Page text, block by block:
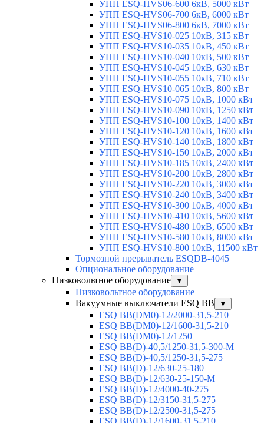
УПП ESQ-HVS06-600 6кВ, 5000 кВт
УПП ESQ-HVS06-700 6кВ, 6000 кВт
УПП ESQ-HVS06-800 6кВ, 7000 кВт
УПП ESQ-HVS10-025 10кВ, 315 кВт
УПП ESQ-HVS10-035 10кВ, 450 кВт
УПП ESQ-HVS10-040 10кВ, 500 кВт
УПП ESQ-HVS10-045 10кВ, 630 кВт
УПП ESQ-HVS10-055 10кВ, 710 кВт
УПП ESQ-HVS10-065 10кВ, 800 кВт
УПП ESQ-HVS10-075 10кВ, 1000 кВт
УПП ESQ-HVS10-090 10кВ, 1250 кВт
УПП ESQ-HVS10-100 10кВ, 1400 кВт
УПП ESQ-HVS10-120 10кВ, 1600 кВт
УПП ESQ-HVS10-140 10кВ, 1800 кВт
УПП ESQ-HVS10-150 10кВ, 2000 кВт
УПП ESQ-HVS10-185 10кВ, 2400 кВт
УПП ESQ-HVS10-200 10кВ, 2800 кВт
УПП ESQ-HVS10-220 10кВ, 3000 кВт
УПП ESQ-HVS10-240 10кВ, 3400 кВт
УПП ESQ-HVS10-300 10кВ, 4000 кВт
УПП ESQ-HVS10-410 10кВ, 5600 кВт
УПП ESQ-HVS10-480 10кВ, 6500 кВт
УПП ESQ-HVS10-580 10кВ, 8000 кВт
УПП ESQ-HVS10-800 10кВ, 11500 кВт
Тормозной прерыватель ESQDB-4045
Опциональное оборудование
Низковольтное оборудование
▼
Низковольтное оборудование
Вакуумные выключатели ESQ BB
▼
ESQ ВВ(DM0)-12/2000-31,5-210
ESQ ВВ(DM0)-12/1600-31,5-210
ESQ ВВ(DM0)-12/1250
ESQ ВВ(D)-40,5/1250-31,5-300-М
ESQ ВВ(D)-40,5/1250-31,5-275
ESQ ВВ(D)-12/630-25-180
ESQ ВВ(D)-12/630-25-150-М
ESQ ВВ(D)-12/4000-40-275
ESQ ВВ(D)-12/3150-31,5-275
ESQ ВВ(D)-12/2500-31,5-275